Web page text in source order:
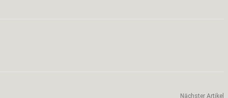
Nächster Artikel